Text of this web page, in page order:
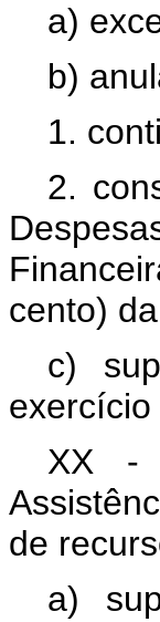
a)
b)
1.
2.
cento)
c)
exercício
XX -
de
a)